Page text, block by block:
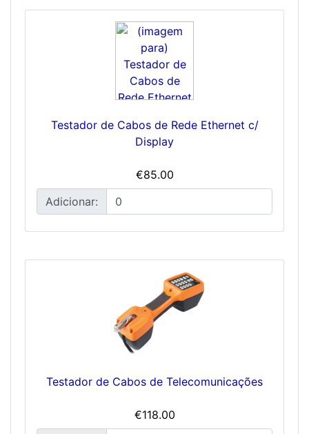
Testador de Cabos de Rede Ethernet c/
Display
€85.00
Adicionar:
Testador de Cabos de Telecomunicações
€118.00